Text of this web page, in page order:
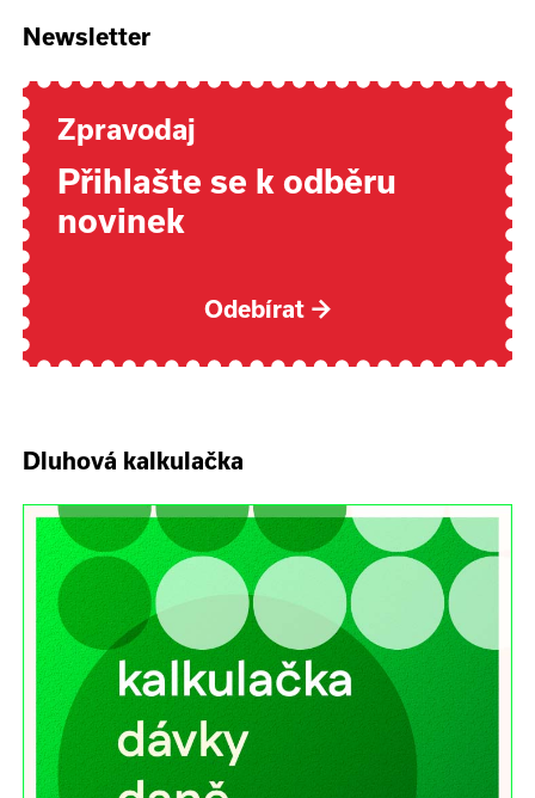
Newsletter
Zpravodaj
Přihlašte se k odběru
novinek
Odebírat →
Dluhová kalkulačka